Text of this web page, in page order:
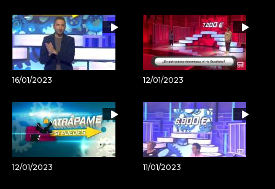
16/01/2023 12/01/2023
12/01/2023 11/01/2023